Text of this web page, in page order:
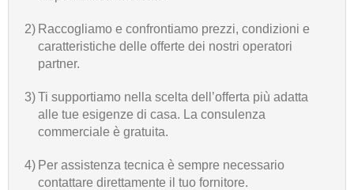
2) Raccogliamo e confrontiamo prezzi, condizioni e
caratteristiche delle offerte dei nostri operatori
partner.
3)Ti supportiamo nella scelta dell’offerta più adatta
alle tue esigenze di casa. La consulenza
commerciale è gratuita.
4) Per assistenza tecnica è sempre necessario
contattare direttamente il tuo fornitore.